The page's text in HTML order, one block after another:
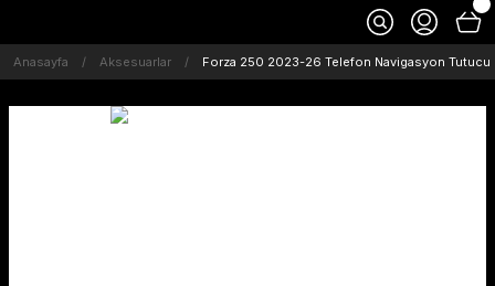
Anasayfa Aksesuarlar Forza 250 2023-26 Telefon Navigasyon Tutucu